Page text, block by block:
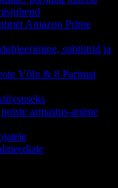
Amazon Prime
subtiitrid ja
Võlu & 8 Parimat
armastus-anime